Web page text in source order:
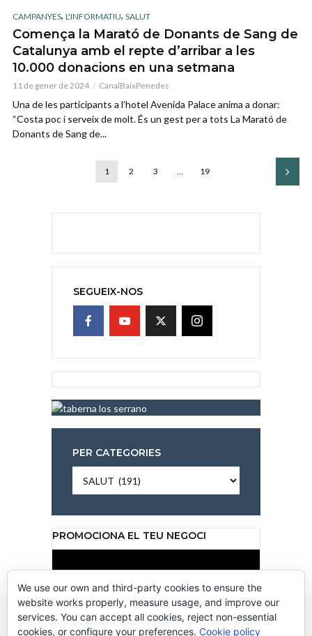
CAMPANYES, L'INFORMATIU, SALUT
Comença la Marató de Donants de Sang de
Catalunya amb el repte d’arribar a les
10.000 donacions en una setmana
11 de gener de 2024 CanalBaixPenedes
Una de les participants a l’hotel Avenida Palace anima a donar:
“Costa poc i serveix de molt. És un gest per a tots La Marató de
Donants de Sang de...
1 2 3 … 19
SEGUEIX-NOS
PER CATEGORIES
categories
PROMOCIONA EL TEU NEGOCI
de
vídeo
We use our own and third-party cookies to ensure the
website works properly, measure usage, and improve our
services. You can accept all cookies, reject non-essential
cookies, or configure your preferences. Cookie policy